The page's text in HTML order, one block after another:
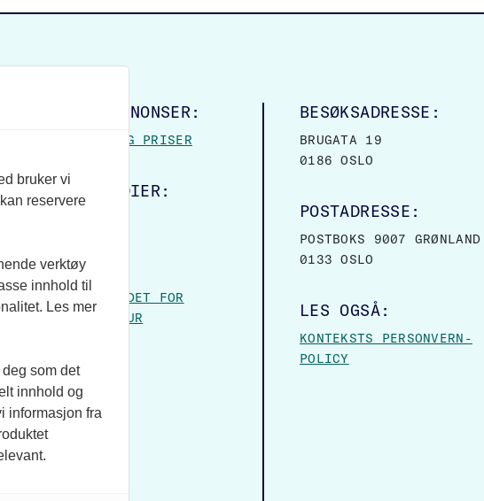
STILLINGSANNONSER:
INFORMASJON OG PRISER
SOSIALE MEDIER:
UTGIVER:
CREO – FORBUNDET FOR
KUNST OG KULTUR
BESØKSADRESSE:
BRUGATA 19
0186 OSLO
POSTADRESSE:
POSTBOKS 9007 GRØNLAND
0133 OSLO
LES OGSÅ:
KONTEKSTS PERSONVERN-
POLICY
bruker vi
reservere
verktøy
innhold til
Les mer
som det
innhold og
informasjon fra